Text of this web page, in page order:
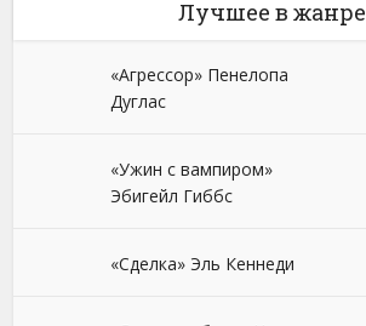
Лучшее в жанре
«Агрессор» Пенелопа
Дуглас
«Ужин с вампиром»
Эбигейл Гиббс
«Сделка» Эль Кеннеди